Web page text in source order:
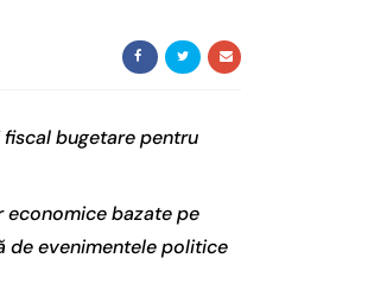
bugetare pentru
economice bazate pe
de evenimentele politice